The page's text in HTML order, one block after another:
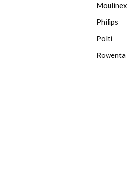
Moulinex
Philips
Polti
Rowenta